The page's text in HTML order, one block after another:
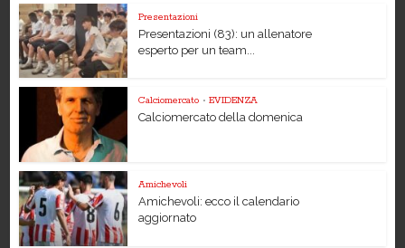
Presentazioni
Presentazioni (83): un allenatore
esperto per un team...
Calciomercato • EVIDENZA
Calciomercato della domenica
Amichevoli
Amichevoli: ecco il calendario
aggiornato